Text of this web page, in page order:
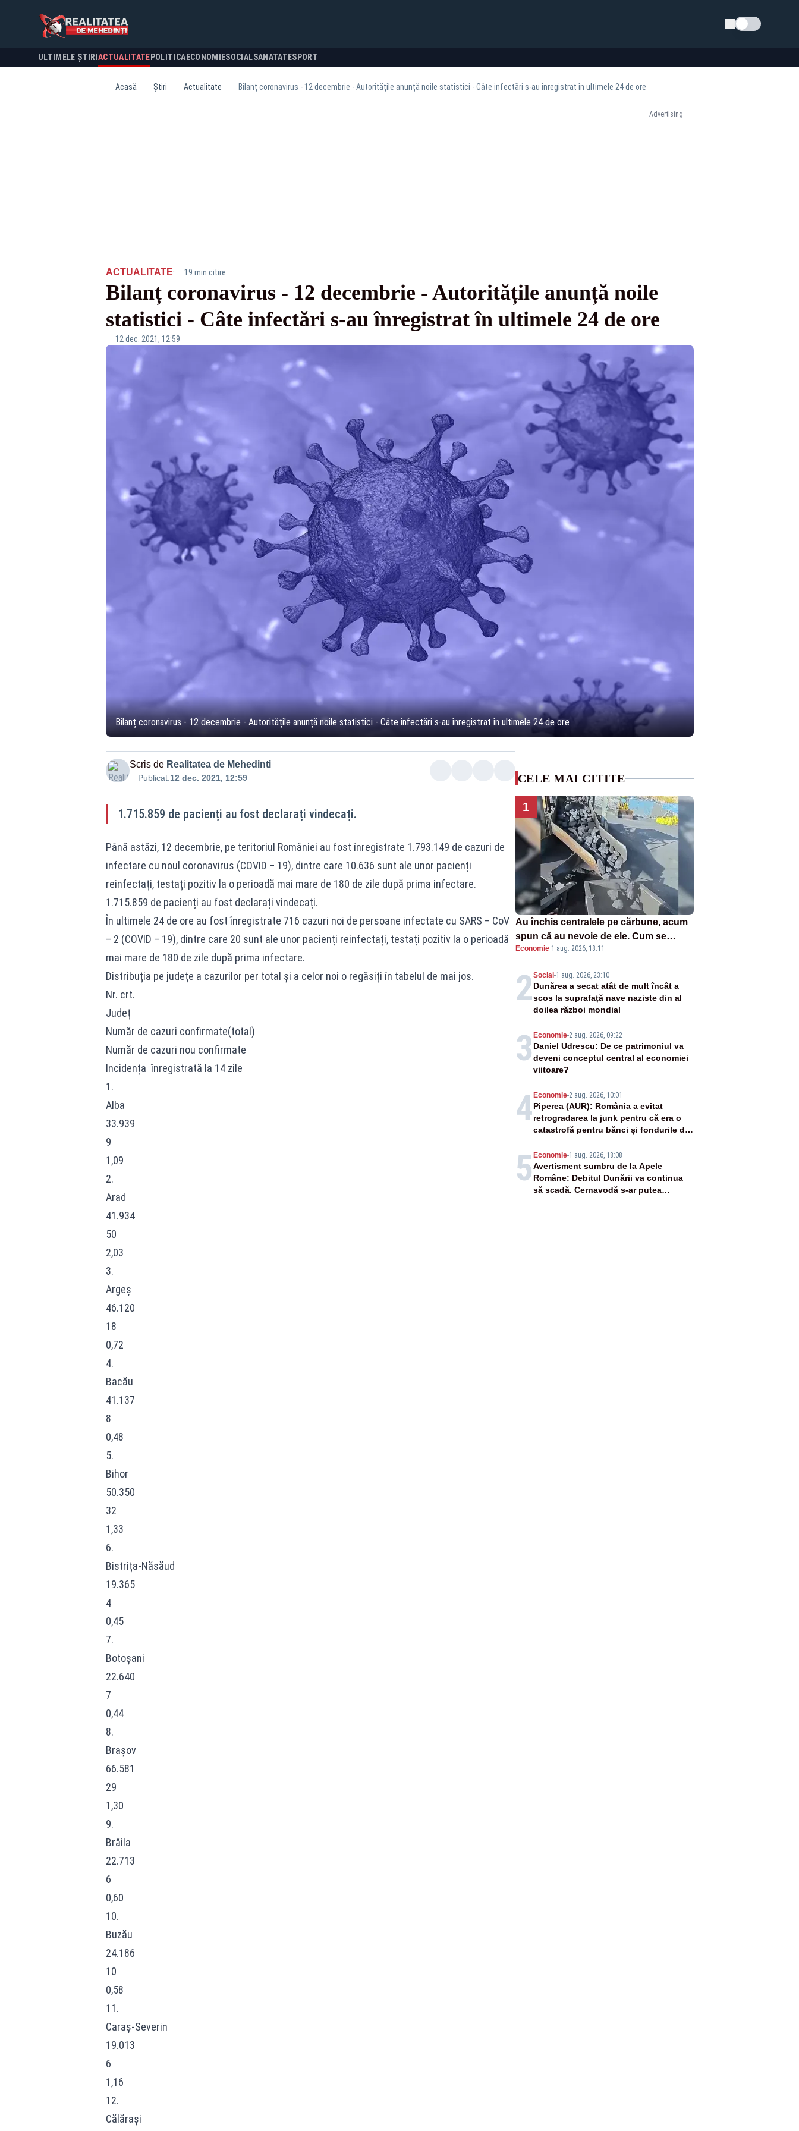
Schimba tema
ULTIMELE ȘTIRI ACTUALITATE POLITICA ECONOMIESOCIALSANATATESPORT
Acasă Știri Actualitate Bilanț coronavirus - 12 decembrie - Autoritățile anunță noile statistici - Câte infectări s-au înregistrat în ultimele 24 de ore
Advertising
ACTUALITATE· 19 min citire
Bilanț coronavirus - 12 decembrie - Autoritățile anunță noile
statistici - Câte infectări s-au înregistrat în ultimele 24 de ore
12 dec. 2021, 12:59
Bilanț coronavirus - 12 decembrie - Autoritățile anunță noile statistici - Câte infectări s-au înregistrat în ultimele 24 de ore
Scris de Realitatea de Mehedinti
Publicat:12 dec. 2021, 12:59
1.715.859 de pacienți au fost declarați vindecați.
Până astăzi, 12 decembrie, pe teritoriul României au fost înregistrate 1.793.149 de cazuri de
infectare cu noul coronavirus (COVID – 19), dintre care 10.636 sunt ale unor pacienți
reinfectați, testați pozitiv la o perioadă mai mare de 180 de zile după prima infectare.
1.715.859 de pacienți au fost declarați vindecați.
În ultimele 24 de ore au fost înregistrate 716 cazuri noi de persoane infectate cu SARS – CoV
– 2 (COVID – 19), dintre care 20 sunt ale unor pacienți reinfectați, testați pozitiv la o perioadă
mai mare de 180 de zile după prima infectare.
Distribuția pe județe a cazurilor per total și a celor noi o regăsiți în tabelul de mai jos.
Nr. crt.
Județ
Număr de cazuri confirmate(total)
Număr de cazuri nou confirmate
Incidența înregistrată la 14 zile
1.
Alba
33.939
9
1,09
2.
Arad
41.934
50
2,03
3.
Argeș
46.120
18
0,72
4.
Bacău
41.137
8
0,48
5.
Bihor
50.350
32
1,33
6.
Bistrița-Năsăud
19.365
4
0,45
7.
Botoșani
22.640
7
0,44
8.
Brașov
66.581
29
1,30
9.
Brăila
22.713
6
0,60
10.
Buzău
24.186
10
0,58
11.
Caraș-Severin
19.013
6
1,16
12.
Călărași
CELE MAI CITITE
1
Au închis centralele pe cărbune, acum
spun că au nevoie de ele. Cum se
pasează vina în plină criză energetică
Economie·1 aug. 2026, 18:11
2Social -1 aug. 2026, 23:10
Dunărea a secat atât de mult încât a
scos la suprafață nave naziste din al
doilea război mondial
3 Economie-2 aug. 2026, 09:22
Daniel Udrescu: De ce patrimoniul va
deveni conceptul central al economiei
viitoare?
4 Economie-2 aug. 2026, 10:01
Piperea (AUR): România a evitat
retrogradarea la junk pentru că era o
catastrofă pentru bănci și fondurile de
pensii
5 Economie-1 aug. 2026, 18:08
Avertisment sumbru de la Apele
Române: Debitul Dunării va continua
să scadă. Cernavodă s-ar putea